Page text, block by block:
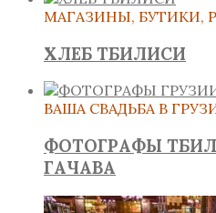
МАГАЗИНЫ, БУТИКИ,
ХЛЕБ ТБИЛИСИ
ВАША СВАДЬБА В
ФОТОГРАФЫ
ГАЧАВА